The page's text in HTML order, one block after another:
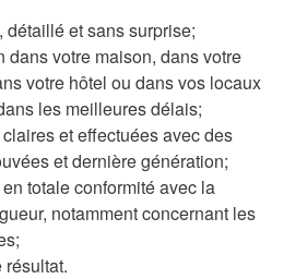
détaillé et sans surprise;
dans votre maison, dans votre
votre hôtel ou dans vos locaux
les meilleures délais;
et effectuées avec des
et dernière génération;
totale conformité avec la
notamment concernant les
résultat.